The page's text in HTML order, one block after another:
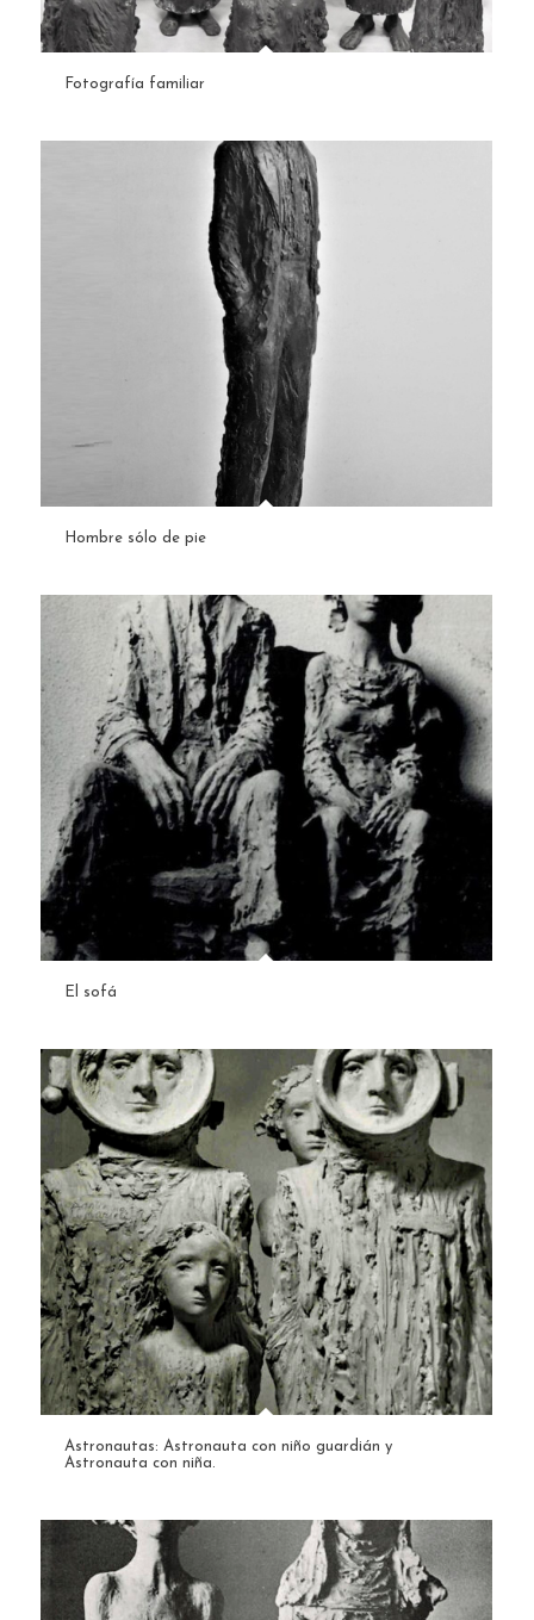
Fotografía familiar
Hombre sólo de pie
El sofá
Astronautas: Astronauta con niño guardián y
Astronauta con niña.